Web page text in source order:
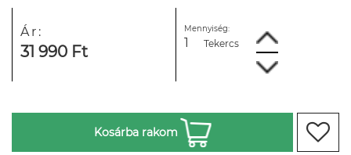
Ár:
31 990 Ft
Mennyiség:
Tekercs
Kosárba rakom